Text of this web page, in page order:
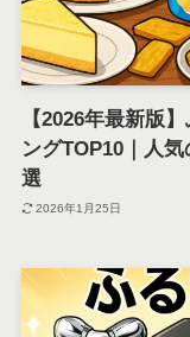
【2026年最新版
ングTOP10｜人
選
2026年1月25日